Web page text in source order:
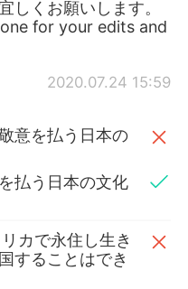
しくお願いします。
for your edits and
2020.07.24 15:59
意を払う日本の
払う日本の文化
カで永住し生き
することはでき